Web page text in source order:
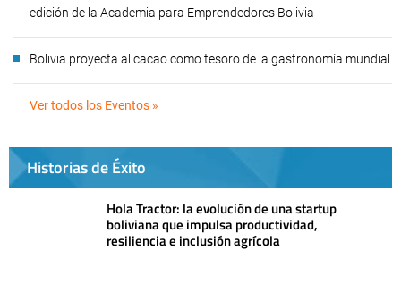
edición de la Academia para Emprendedores Bolivia
Bolivia proyecta al cacao como tesoro de la gastronomía mundial
Ver todos los Eventos »
Historias de Éxito
Hola Tractor: la evolución de una startup
boliviana que impulsa productividad,
resiliencia e inclusión agrícola